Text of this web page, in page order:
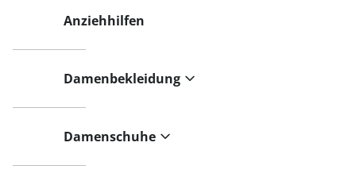
Anziehhilfen
Damenbekleidung
Damenschuhe